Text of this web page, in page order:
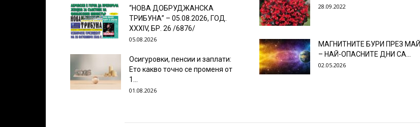
“НОВА ДОБРУДЖАНСКА
ТРИБУНА” – 05.08.2026, ГОД.
XXХIV, БР. 26 /6876/
05.08.2026
Осигуровки, пенсии и заплати:
Ето какво точно се променя от
1...
01.08.2026
28.09.2022
МАГНИТНИТЕ БУРИ ПРЕЗ МАЙ
– НАЙ-ОПАСНИТЕ ДНИ СА…
02.05.2026